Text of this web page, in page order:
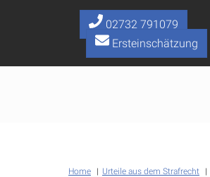
02732 791079
Ersteinschätzung
Home Urteile aus dem Strafrecht